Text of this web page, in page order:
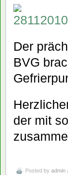
Der
BVG
der mit
Posted by admin